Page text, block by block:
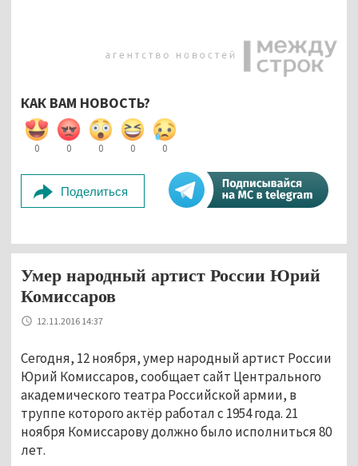
КАК ВАМ НОВОСТЬ?
0 0 0 0 0
Поделиться
Умер народный артист России Юрий
Комиссаров
12.11.2016 14:37
Сегодня, 12 ноября, умер народный артист России
Юрий Комиссаров, сообщает сайт Центрального
академического театра Российской армии, в
труппе которого актёр работал с 1954 года. 21
ноября Комиссарову должно было исполниться 80
лет.